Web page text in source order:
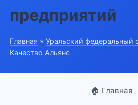
предприятий
Главная » Уральский федеральный
Качество Альянс
🏠 Главная